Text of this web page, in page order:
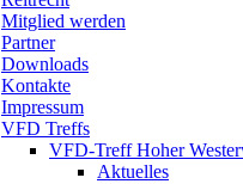
Mitglied werden
Partner
Downloads
Kontakte
Impressum
VFD Treffs
VFD-Treff Hoher
Aktuelles